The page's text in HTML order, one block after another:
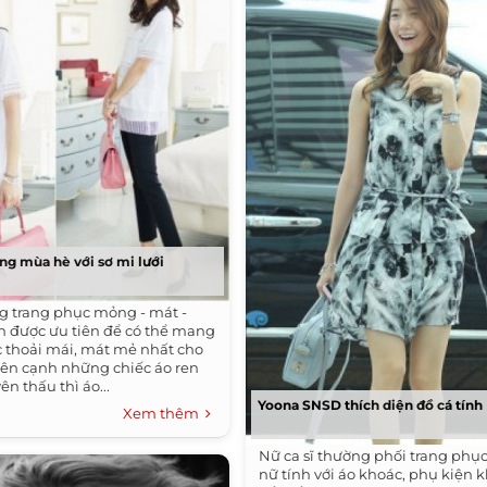
mùa hè với sơ mi lưới
trang phục mỏng - mát -
được ưu tiên để có thể mang
thoải mái, mát mẻ nhất cho
cạnh những chiếc áo ren
thấu thì áo...
Xem thêm
Yoona SNSD thích diện đồ cá tính
Nữ ca sĩ thường phối trang
nữ tính với áo khoác, phụ kiện